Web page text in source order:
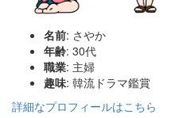
名前: さやか
年齢: 30代
職業: 主婦
趣味: 韓流ドラマ鑑賞
詳細なプロフィールはこちら